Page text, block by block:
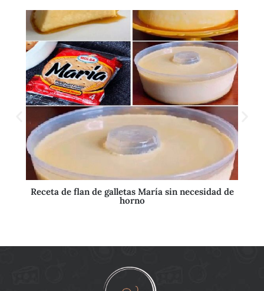
Receta de flan de galletas María sin necesidad de
horno